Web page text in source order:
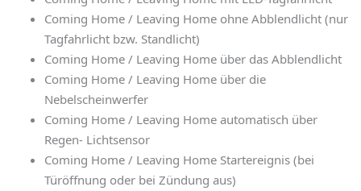
Coming Home / Leaving Home ohne Abblendlicht (nur
Tagfahrlicht bzw. Standlicht)
Coming Home / Leaving Home über das Abblendlicht
Coming Home / Leaving Home über die
Nebelscheinwerfer
Coming Home / Leaving Home automatisch über
Regen- Lichtsensor
Coming Home / Leaving Home Startereignis (bei
Türöffnung oder bei Zündung aus)